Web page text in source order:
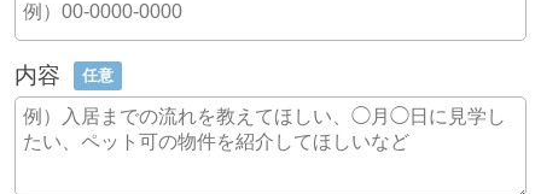
内容 任意